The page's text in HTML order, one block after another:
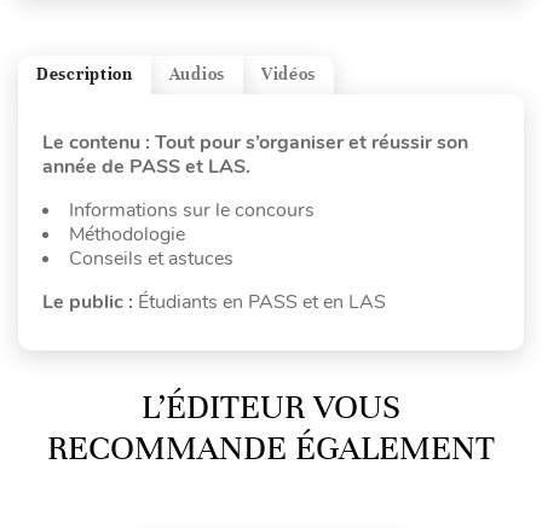
Vidéos
Audios
Description
Le contenu : Tout pour s’organiser et réussir son
année de PASS et LAS.
Informations sur le concours
Méthodologie
Conseils et astuces
Le public : Étudiants en PASS et en LAS
L’ÉDITEUR VOUS
RECOMMANDE ÉGALEMENT